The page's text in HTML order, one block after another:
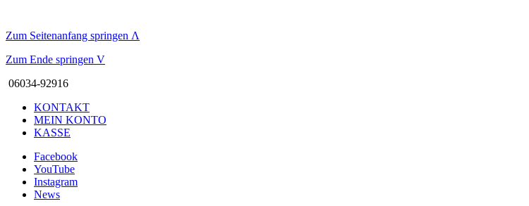
Zum Seitenanfang springen Λ
Zum Ende springen V
06034-92916
KONTAKT
MEIN KONTO
KASSE
Facebook
YouTube
Instagram
News